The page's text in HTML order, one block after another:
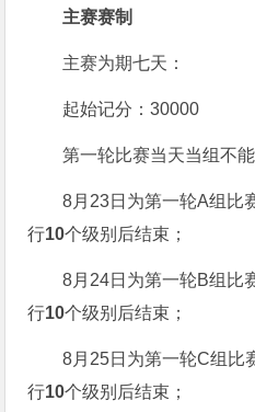
主赛赛制
主赛为期七天：
起始记分：30000
第一轮比赛当天当组不
8月23日为第一轮A组比
行10个级别后结束；
8月24日为第一轮B组比
行10个级别后结束；
8月25日为第一轮C组比
行10个级别后结束；